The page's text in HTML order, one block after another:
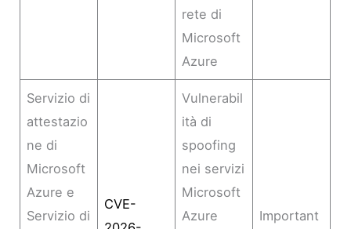
rete di
Microsoft
Azure
Servizio di
attestazio
ne di
Microsoft
Azure e
Servizio di
CVE-
Vulnerabil
ità di
spoofing
nei servizi
Microsoft
Azure
Important